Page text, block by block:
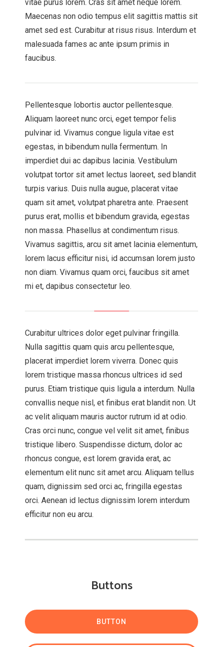
vitae purus lorem. Cras sit amet neque lorem.
Maecenas non odio tempus elit sagittis mattis sit
amet sed est. Curabitur at risus risus. Interdum et
malesuada fames ac ante ipsum primis in
faucibus.
Pellentesque lobortis auctor pellentesque.
Aliquam laoreet nunc orci, eget tempor felis
pulvinar id. Vivamus congue ligula vitae est
egestas, in bibendum nulla fermentum. In
imperdiet dui ac dapibus lacinia. Vestibulum
volutpat tortor sit amet lectus laoreet, sed blandit
turpis varius. Duis nulla augue, placerat vitae
quam sit amet, volutpat pharetra ante. Praesent
purus erat, mollis et bibendum gravida, egestas
non massa. Phasellus at condimentum risus.
Vivamus sagittis, arcu sit amet lacinia elementum,
lorem lacus efficitur nisi, id accumsan lorem justo
non diam. Vivamus quam orci, faucibus sit amet
mi et, dapibus consectetur leo.
Curabitur ultrices dolor eget pulvinar fringilla.
Nulla sagittis quam quis arcu pellentesque,
placerat imperdiet lorem viverra. Donec quis
lorem tristique massa rhoncus ultrices id sed
purus. Etiam tristique quis ligula a interdum. Nulla
convallis neque nisl, et finibus erat blandit non. Ut
ac velit aliquam mauris auctor rutrum id at odio.
Cras orci nunc, congue vel velit sit amet, finibus
tristique libero. Suspendisse dictum, dolor ac
rhoncus congue, est lorem gravida erat, ac
elementum elit nunc sit amet arcu. Aliquam tellus
quam, dignissim sed orci ac, fringilla egestas
orci. Aenean id lectus dignissim lorem interdum
efficitur non eu arcu.
Buttons
BUTTON